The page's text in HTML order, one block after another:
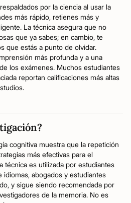
por la ciencia al usar la
más rápido, retienes más y
La técnica asegura que no
que ya sabes; en cambio, te
que estás a punto de olvidar.
más profunda y a una
los exámenes. Muchos estudiantes
reportan calificaciones más altas
cognitiva muestra que la repetición
más efectivas para el
técnica es utilizada por estudiantes
idiomas, abogados y estudiantes
y sigue siendo recomendada por
de la memoria. No es